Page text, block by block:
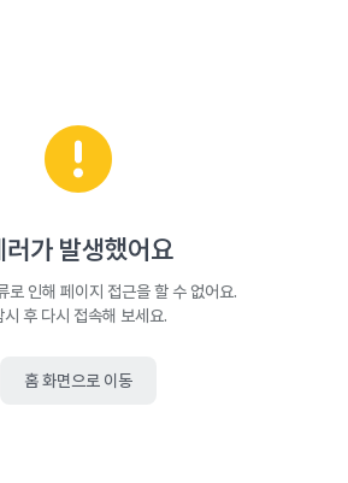
러가 발생했어요
로 인해 페이지 접근을 할 수 없어요.
시 후 다시 접속해 보세요.
홈 화면으로 이동